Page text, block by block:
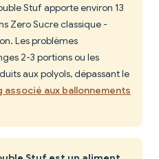
Stuf apporte environ 13
Zero Sucre classique -
Les problèmes
2-3 portions ou les
aux polyols, dépassant le
aux ballonnements